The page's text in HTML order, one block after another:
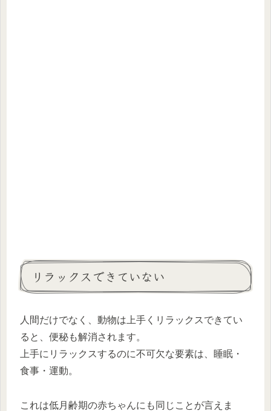
リラックスできていない
人間だけでなく、動物は上手くリラックスできてい
ると、便秘も解消されます。
上手にリラックスするのに不可欠な要素は、睡眠・
食事・運動。
これは低月齢期の赤ちゃんにも同じことが言えま